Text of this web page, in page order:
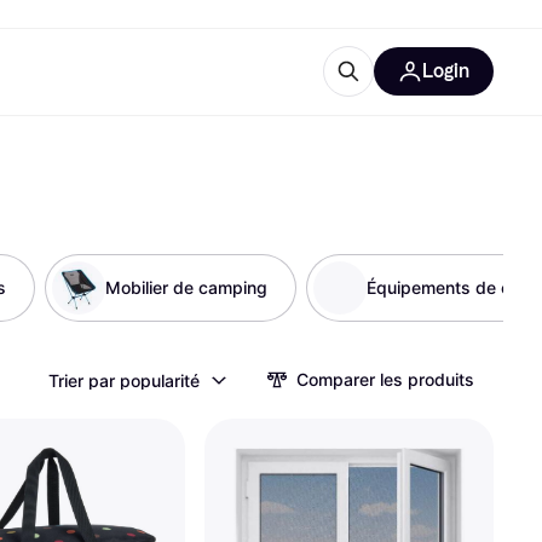
Login
Mobilier de camping Équipements de
Trier par popularité Comparer les produits